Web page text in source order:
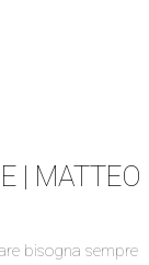
| MATTEO
bisogna sempre